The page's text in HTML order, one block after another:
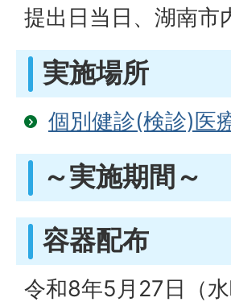
提出日当日、湖南市
実施場所
個別健診(検診)医
～実施期間～
容器配布
令和8年5月27日（